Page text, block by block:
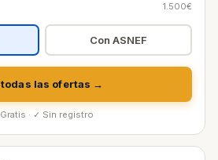
1.500€
Con ASNEF
todas las ofertas →
· ✓ Sin registro